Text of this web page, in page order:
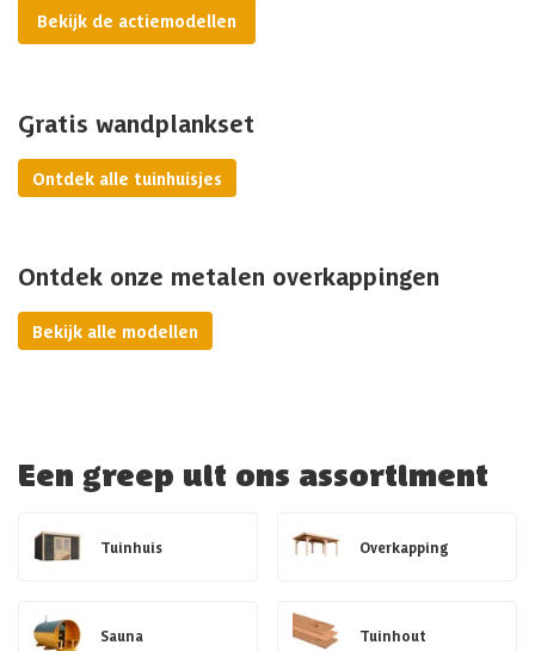
Bekijk de actiemodellen
Gratis wandplankset
Ontdek alle tuinhuisjes
Ontdek onze metalen overkappingen
Bekijk alle modellen
Een greep uit ons assortiment
Tuinhuis Overkapping
Sauna Tuinhout